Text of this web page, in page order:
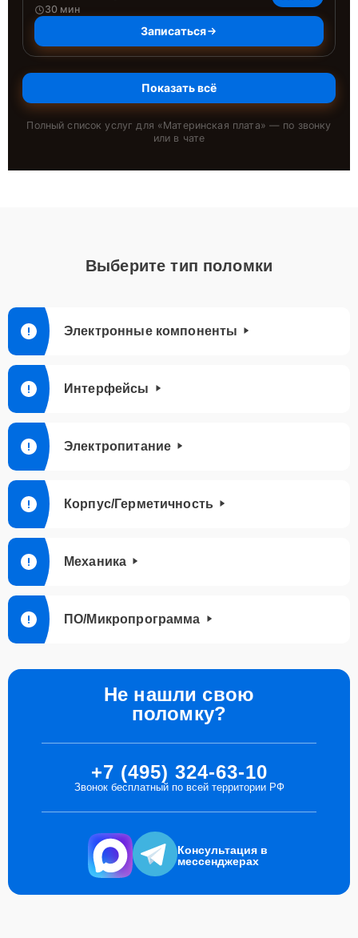
30 мин
Записаться
Показать всё
Полный список услуг для «Материнская плата» — по звонку
или в чате
Выберите тип поломки
Электронные компоненты
Интерфейсы
Электропитание
Корпус/Герметичность
Механика
ПО/Микропрограмма
Не нашли свою
поломку?
+7 (495) 324-63-10
Звонок бесплатный по всей территории РФ
Консультация в
мессенджерах